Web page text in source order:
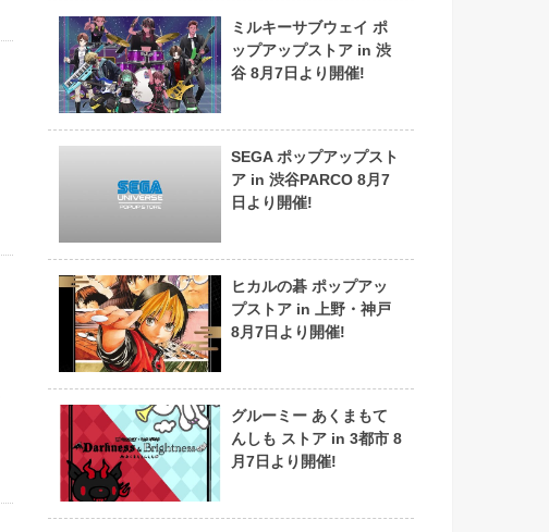
ミルキーサブウェイ ポ
ップアップストア in 渋
谷 8月7日より開催!
SEGA ポップアップスト
ア in 渋谷PARCO 8月7
日より開催!
ヒカルの碁 ポップアッ
プストア in 上野・神戸
8月7日より開催!
グルーミー あくまもて
んしも ストア in 3都市 8
月7日より開催!